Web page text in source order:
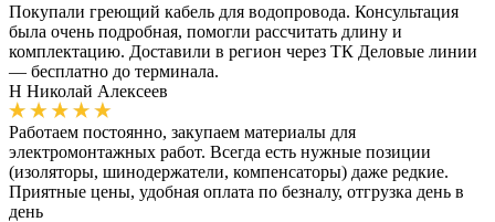
Покупали греющий кабель для водопровода. Консультация
была очень подробная, помогли рассчитать длину и
комплектацию. Доставили в регион через ТК Деловые линии
— бесплатно до терминала.
Н Николай Алексеев
Работаем постоянно, закупаем материалы для
электромонтажных работ. Всегда есть нужные позиции
(изоляторы, шинодержатели, компенсаторы) даже редкие.
Приятные цены, удобная оплата по безналу, отгрузка день в
день